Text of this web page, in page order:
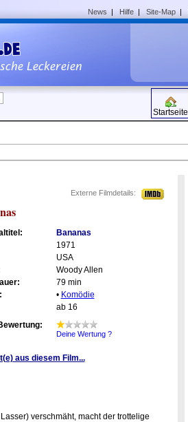
News | Hilfe | Site-Map |
Startseite
Externe Filmdetails:
Bananas
1971
USA
Woody Allen
79 min
• Komödie
ab 16
Deine Wertung ?
aus diesem Film...
verschmäht, macht der trottelige